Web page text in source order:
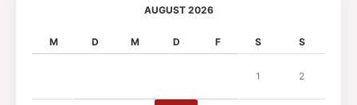
AUGUST 2026
M D M D F S S
1 2